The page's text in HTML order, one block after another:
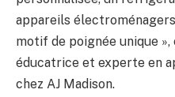
appareils
motif de poignée unique
éducatrice et experte en
chez AJ Madison.